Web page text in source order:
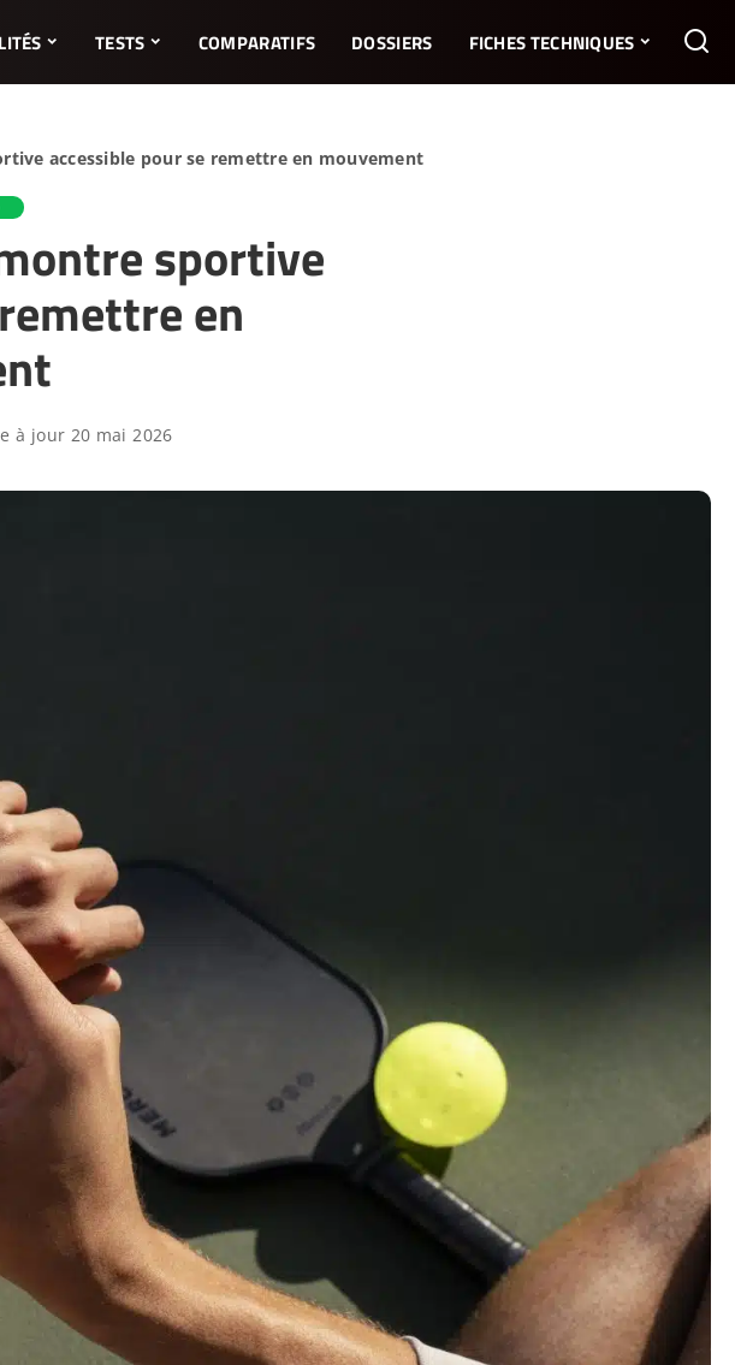
TESTS COMPARATIFS DOSSIERS FICHES TECHNIQUES
accessible pour se remettre en mouvement
sportive
en
à jour 20 mai 2026